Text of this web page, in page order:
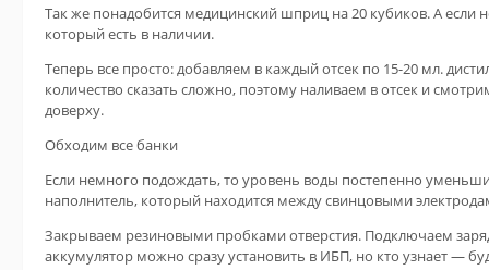
Так же понадобится медицинский шприц на 20 кубиков. А если
который есть в наличии.
Теперь все просто: добавляем в каждый отсек по 15-20 мл.
количество сказать сложно, поэтому наливаем в отсек и
доверху.
Обходим все банки
Если немного подождать, то уровень воды постепенно
наполнитель, который находится между свинцовыми
Закрываем резиновыми пробками отверстия. Подключаем
аккумулятор можно сразу установить в ИБП, но кто узнает —